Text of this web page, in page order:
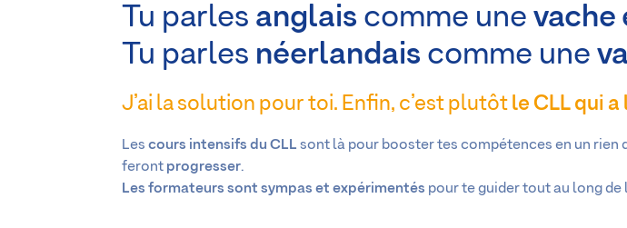
Tu parles anglais comme unevache
Tu parles néerlandais comme une
J’ai la solution pour toi. Enfin, c’est plutôt le CLL qui
Lescours intensifs du CLL sont là pour booster tes compétences en un rien
feront progresser.
Les formateurs sont sympas et expérimentés pour te guider tout au long de